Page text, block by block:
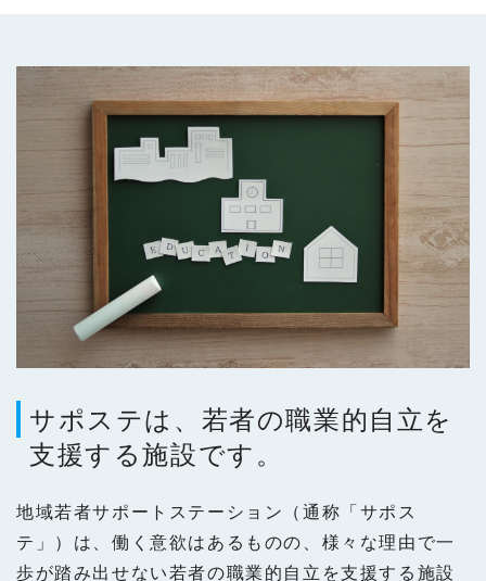
サポステは、若者の職業的自立を
支援する施設です。
地域若者サポートステーション（通称「サポス
テ」）は、働く意欲はあるものの、様々な理由で一
歩が踏み出せない若者の職業的自立を支援する施設